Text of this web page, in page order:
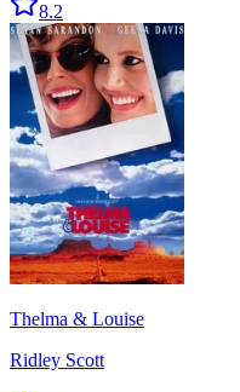
8.2
Thelma & Louise
Ridley Scott